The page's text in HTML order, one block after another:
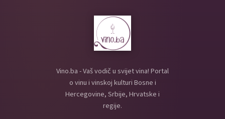
Vino.ba - Vaš vodič u svijet vina! Portal
o vinu i vinskoj kulturi Bosne i
Hercegovine, Srbije, Hrvatske i
regije.